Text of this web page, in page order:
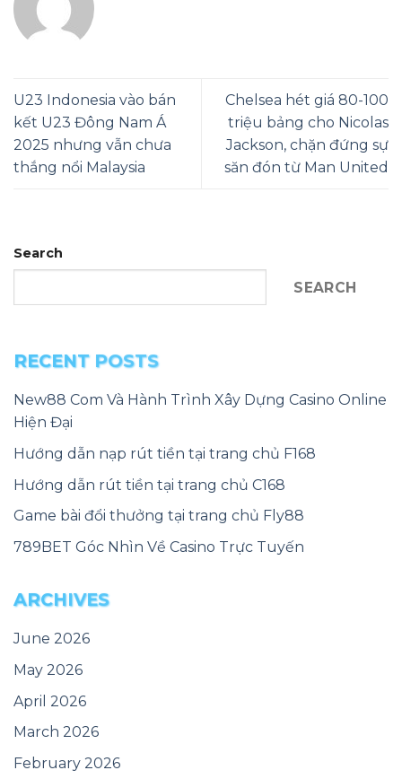
U23 Indonesia vào bán
kết U23 Đông Nam Á
2025 nhưng vẫn chưa
thắng nổi Malaysia
Chelsea hét giá 80-100
triệu bảng cho Nicolas
Jackson, chặn đứng sự
săn đón từ Man United
Search
SEARCH
RECENT POSTS
New88 Com Và Hành Trình Xây Dựng Casino Online
Hiện Đại
Hướng dẫn nạp rút tiền tại trang chủ F168
Hướng dẫn rút tiền tại trang chủ C168
Game bài đổi thưởng tại trang chủ Fly88
789BET Góc Nhìn Về Casino Trực Tuyến
ARCHIVES
June 2026
May 2026
April 2026
March 2026
February 2026